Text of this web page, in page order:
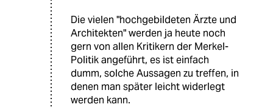
Die vielen "hochgebildeten Ärzte und
Architekten" werden ja heute noch
gern von allen Kritikern der Merkel-
Politik angeführt, es ist einfach
dumm, solche Aussagen zu treffen, in
denen man später leicht widerlegt
werden kann.